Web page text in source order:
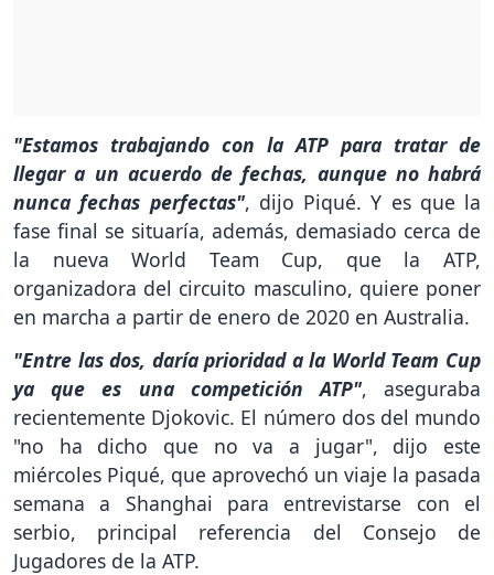
"Estamos trabajando con la ATP para tratar de
llegar a un acuerdo de fechas, aunque no habrá
nunca fechas perfectas", dijo Piqué. Y es que la
fase final se situaría, además, demasiado cerca de
la nueva World Team Cup, que la ATP,
organizadora del circuito masculino, quiere poner
en marcha a partir de enero de 2020 en Australia.
"Entre las dos, daría prioridad a la World Team Cup
ya que es una competición ATP", aseguraba
recientemente Djokovic. El número dos del mundo
"no ha dicho que no va a jugar", dijo este
miércoles Piqué, que aprovechó un viaje la pasada
semana a Shanghai para entrevistarse con el
serbio, principal referencia del Consejo de
Jugadores de la ATP.